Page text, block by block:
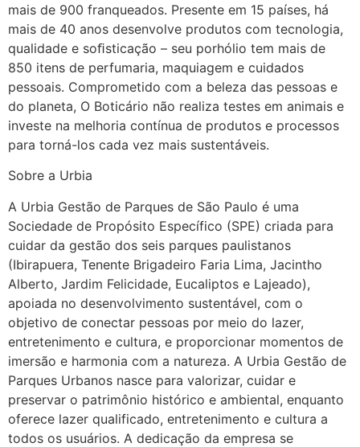
mais de 900 franqueados. Presente em 15 países, há
mais de 40 anos desenvolve produtos com tecnologia,
qualidade e soﬁsticação – seu porhólio tem mais de
850 itens de perfumaria, maquiagem e cuidados
pessoais. Comprometido com a beleza das pessoas e
do planeta, O Boticário não realiza testes em animais e
investe na melhoria contínua de produtos e processos
para torná-los cada vez mais sustentáveis.
Sobre a Urbia
A Urbia Gestão de Parques de São Paulo é uma
Sociedade de Propósito Específico (SPE) criada para
cuidar da gestão dos seis parques paulistanos
(Ibirapuera, Tenente Brigadeiro Faria Lima, Jacintho
Alberto, Jardim Felicidade, Eucaliptos e Lajeado),
apoiada no desenvolvimento sustentável, com o
objetivo de conectar pessoas por meio do lazer,
entretenimento e cultura, e proporcionar momentos de
imersão e harmonia com a natureza. A Urbia Gestão de
Parques Urbanos nasce para valorizar, cuidar e
preservar o patrimônio histórico e ambiental, enquanto
oferece lazer qualificado, entretenimento e cultura a
todos os usuários. A dedicação da empresa se